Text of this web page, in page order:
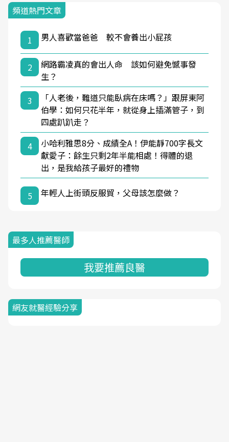
頻道熱門文章
1 男人喜歡當爸爸 較不會養出小屁孩
2
網路霸凌真的會出人命 該如何避免憾事發
生？
3
「人老後，難道只能臥病在床嗎？」跟屏東阿
伯學：如何只花半年，就從身上插滿管子，到
四處趴趴走？
4
小哈利雅思8分、成績全A！伊能靜700字長文
獻愛子：餘生只剩2年半能相處！得體的退
出，是我給孩子最好的禮物
5 年輕人上街頭反服貿，父母該怎麼做？
最多人推薦醫師
我要推薦良醫
網友就醫經驗分享